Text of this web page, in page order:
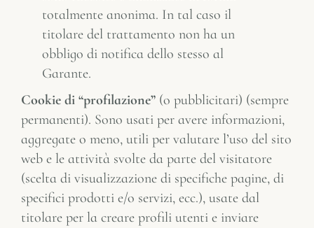
totalmente anonima. In tal caso il
titolare del trattamento non ha un
obbligo di notifica dello stesso al
Garante.
Cookie di “profilazione” (o pubblicitari) (sempre
permanenti). Sono usati per avere informazioni,
aggregate o meno, utili per valutare l’uso del sito
web e le attività svolte da parte del visitatore
(scelta di visualizzazione di specifiche pagine, di
specifici prodotti e/o servizi, ecc.), usate dal
titolare per la creare profili utenti e inviare